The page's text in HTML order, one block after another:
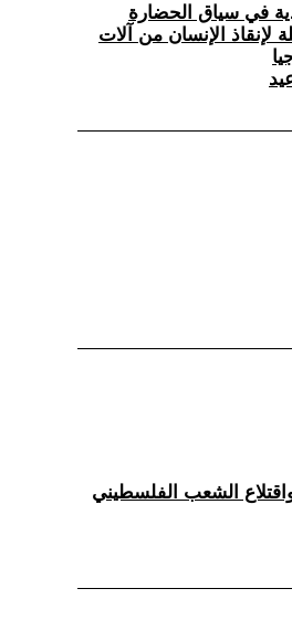
في سياق الحضارة
لإنقاذ الإنسان من آلات
الشعب الفلسطيني